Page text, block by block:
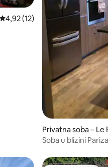
Prosječna ocjena: 4,92/5,
4,92 (12)
Privatna soba – Le
Soba u blizini